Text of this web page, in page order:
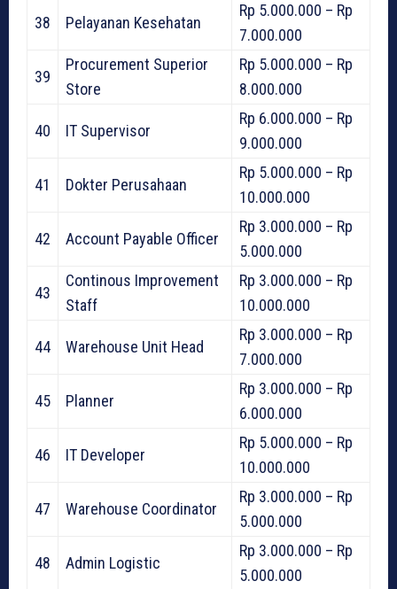
38 Pelayanan Kesehatan
Rp 5.000.000 – Rp
7.000.000
39
Procurement Superior
Store
Rp 5.000.000 – Rp
8.000.000
40 IT Supervisor
Rp 6.000.000 – Rp
9.000.000
41 Dokter Perusahaan
Rp 5.000.000 – Rp
10.000.000
42 Account Payable Officer
Rp 3.000.000 – Rp
5.000.000
43
Continous Improvement
Staff
Rp 3.000.000 – Rp
10.000.000
44 Warehouse Unit Head
Rp 3.000.000 – Rp
7.000.000
45 Planner
Rp 3.000.000 – Rp
6.000.000
46 IT Developer
Rp 5.000.000 – Rp
10.000.000
47 Warehouse Coordinator
Rp 3.000.000 – Rp
5.000.000
48 Admin Logistic
Rp 3.000.000 – Rp
5.000.000